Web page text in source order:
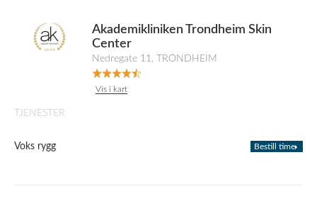
Akademikliniken Trondheim Skin
Center
Nedregate 11, TRONDHEIM
Vis i kart
TJENESTER
Voks rygg Bestill time